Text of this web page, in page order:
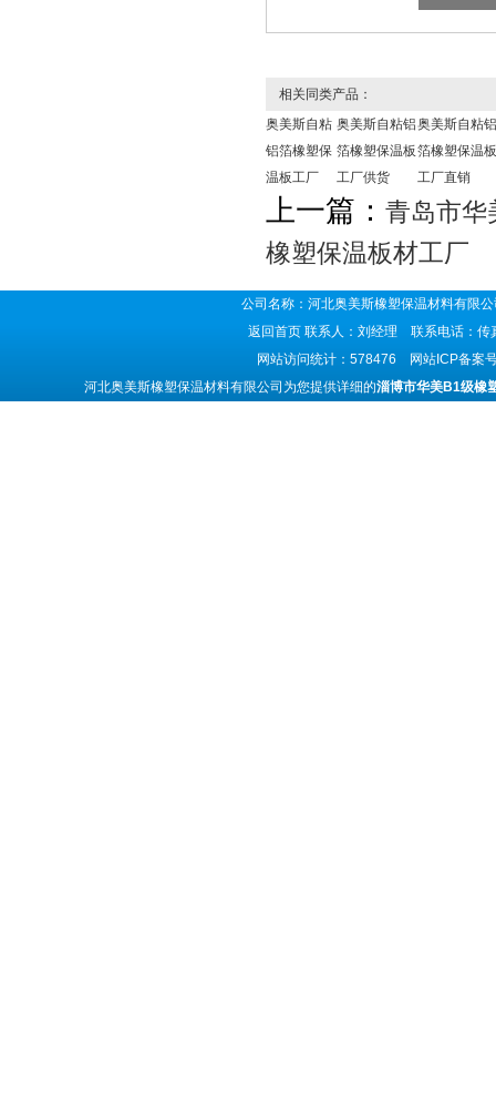
相关同类产品：
奥美斯自粘
铝箔橡塑保
温板工厂
奥美斯自粘铝
箔橡塑保温板
工厂供货
奥美斯自粘铝
箔橡塑保温板
工厂直销
上一篇： 青岛市华
橡塑保温板材工厂
公司名称：河北奥美斯橡塑保温材料有
返回首页 联系人：刘经理 联系电话：
网站访问统计：578476 网站ICP备案
河北奥美斯橡塑保温材料有限公司为您提供详细的淄博市华美B1级橡